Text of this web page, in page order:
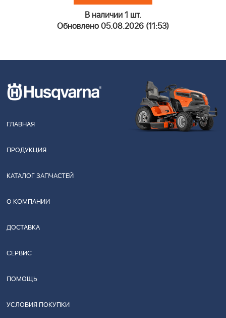
В наличии 1 шт.
Обновлено 05.08.2026 (11:53)
ГЛАВНАЯ
ПРОДУКЦИЯ
КАТАЛОГ ЗАПЧАСТЕЙ
О КОМПАНИИ
ДОСТАВКА
СЕРВИС
ПОМОЩЬ
УСЛОВИЯ ПОКУПКИ